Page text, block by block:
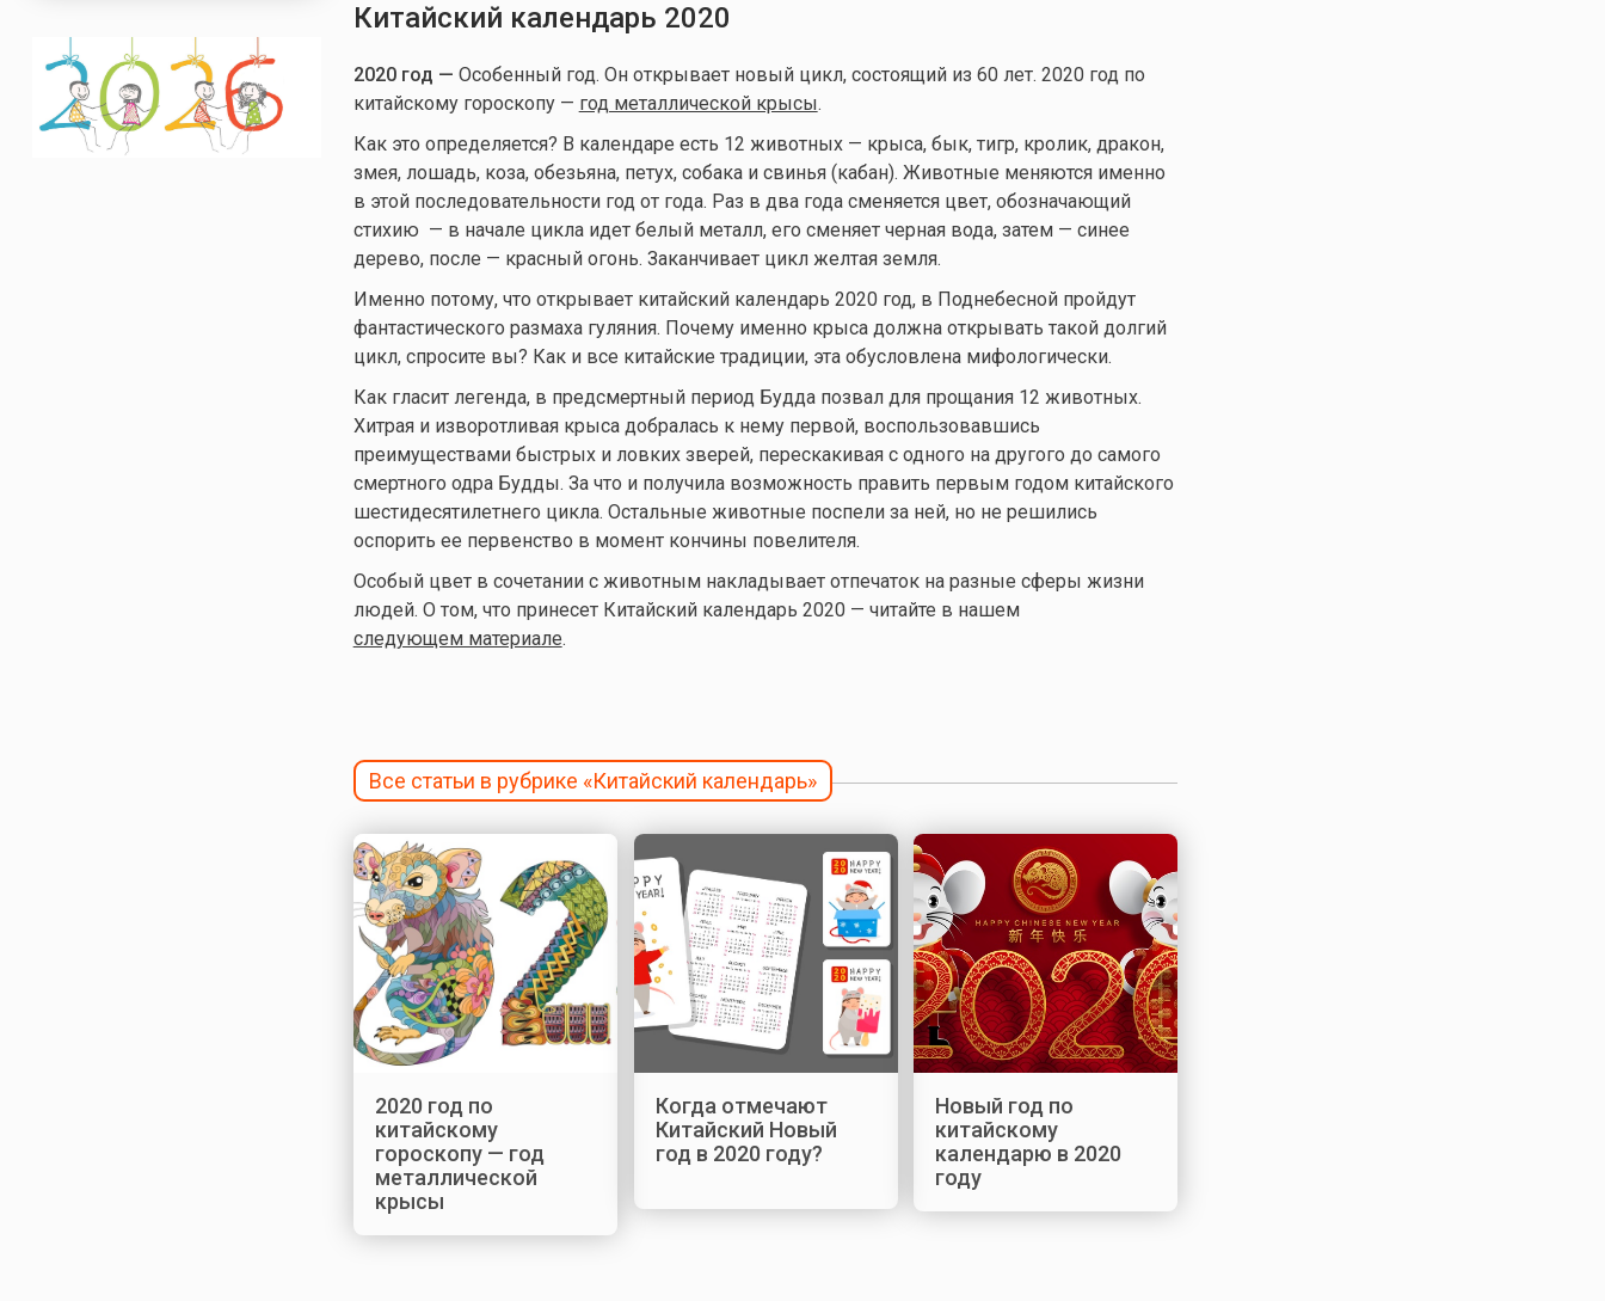
Китайский календарь 2020
2020 год — Особенный год. Он открывает новый цикл, состоящий из 60 лет. 2020 год по
китайскому гороскопу — год металлической крысы.
Как это определяется? В календаре есть 12 животных — крыса, бык, тигр, кролик, дракон,
змея, лошадь, коза, обезьяна, петух, собака и свинья (кабан). Животные меняются именно
в этой последовательности год от года. Раз в два года сменяется цвет, обозначающий
стихию — в начале цикла идет белый металл, его сменяет черная вода, затем — синее
дерево, после — красный огонь. Заканчивает цикл желтая земля.
Именно потому, что открывает китайский календарь 2020 год, в Поднебесной пройдут
фантастического размаха гуляния. Почему именно крыса должна открывать такой долгий
цикл, спросите вы? Как и все китайские традиции, эта обусловлена мифологически.
Как гласит легенда, в предсмертный период Будда позвал для прощания 12 животных.
Хитрая и изворотливая крыса добралась к нему первой, воспользовавшись
преимуществами быстрых и ловких зверей, перескакивая с одного на другого до самого
смертного одра Будды. За что и получила возможность править первым годом китайского
шестидесятилетнего цикла. Остальные животные поспели за ней, но не решились
оспорить ее первенство в момент кончины повелителя.
Особый цвет в сочетании с животным накладывает отпечаток на разные сферы жизни
людей. О том, что принесетКитайский календарь 2020 — читайте в нашем
следующем материале.
Все статьи в рубрике «Китайский календарь»
2020 год по
китайскому
гороскопу — год
металлической
крысы
Когда отмечают
Китайский Новый
год в 2020 году?
Новый год по
китайскому
календарю в 2020
году